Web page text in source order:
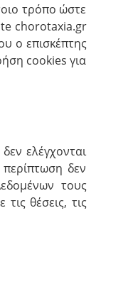
τρόπο ώστε
chorotaxia.gr
ο επισκέπτης
cookies για
ελέγχονται
δεν
τους
θέσεις, τις